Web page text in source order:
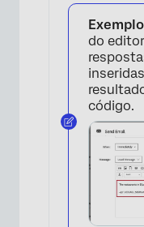
do
código.